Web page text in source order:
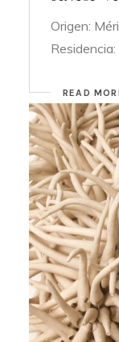
Origen:
READ